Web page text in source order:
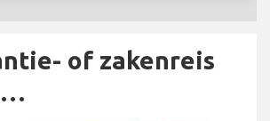
of zakenreis
…